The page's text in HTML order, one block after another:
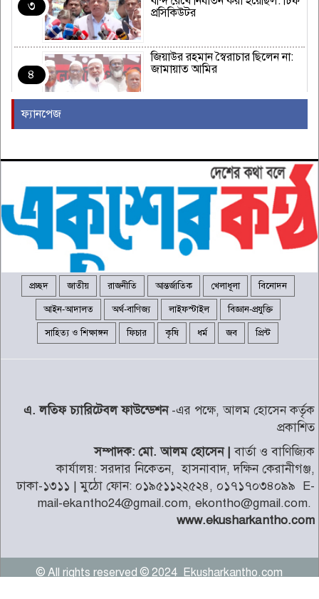
৩
প্রসিকিউটর
৪
জিয়াউর রহমান স্বৈরাচার ছিলেন না:
জামায়াত আমির
৬
কাঁধখোলা গাউনে নজর কাড়লেন
নুসরাত ফারিয়া
৭
অ্যাটাকের উচ্চ ঝুঁকি আছে?
জ্বালানি সংকট মোকাবিলায় সর্বোচ্চ
চেষ্টা চালিয়ে যাচ্ছে সরকার: প্রধানমন্ত্রী
৯
সংঘর্ষে তিন গরু ব্যবসায়ী নিহত
১০
র‍্যাব বিলুপ্ত হয়ে নতুন নামে আসছে
এসআরবি
ফ্যানপেজ
প্রচ্ছদ জাতীয় রাজনীতি আন্তর্জাতিক খেলাধূলা বিনোদন
আইন-আদালত অর্থ-বাণিজ্য লাইফস্টাইল বিজ্ঞান-প্রযুক্তি
সাহিত্য ও শিক্ষাঙ্গন ফিচার কৃষি ধর্ম জব প্রিন্ট
এ. লতিফ চ্যারিটেবল ফাউন্ডেশন-এর পক্ষে, আলম হোসেন কর্তৃক
প্রকাশিত
সম্পাদক: মো. আলম হোসেন |বার্তা ও বাণিজ্যিক
কার্যালয়: সরদার নিকেতন, হাসনাবাদ, দক্ষিন কেরানীগঞ্জ,
ঢাকা-১৩১১ | মুঠো ফোন: ০১৯৫১১২২৫২৪, ০১৭১৭০৩৪০৯৯ E-
mail-ekantho24@gmail.com, ekontho@gmail.com.
www.ekusharkantho.com
© All rights reserved © 2024 Ekusharkantho.com